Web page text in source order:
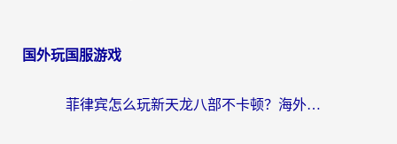
国外玩国服游戏
菲律宾怎么玩新天龙八部不卡顿？海外党国服游戏加速器终极指南（附欧洲国外玩家实测）